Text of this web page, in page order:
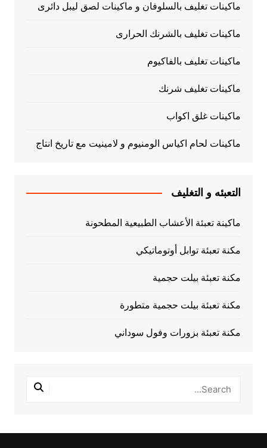
ماكينات تغليف بالسلوفان و ماكينات لصق ليبل دائرى
ماكينات تغليف بالشرنك الحرارى
ماكينات تغليف بالفاكيوم
ماكينات تغليف شرنك
ماكينات غلق اكواب
ماكينات لحام اكياس الومنيوم و لامينيت مع تاريخ انتاج
التعبئه و التغليف
ماكينة تعبئة الأعشاب الطبيعية المطحونة
مكنة تعبئة توابل أوتوماتيكي
مكنة تعبئة بيلت حجمية
مكنة تعبئة بيلت حجمية متطورة
مكنة تعبئة بزورات وفول سوداني